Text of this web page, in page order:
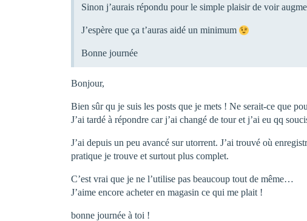
Sinon j’aurais répondu pour le simple plaisir de voir
J’espère que ça t’auras aidé un minimum
Bonne journée
Bonjour,
Bien sûr qu je suis les posts que je mets ! Ne serait-ce que
J’ai tardé à répondre car j’ai changé de tour et j’ai eu qq
J’ai depuis un peu avancé sur utorrent. J’ai trouvé où
pratique je trouve et surtout plus complet.
C’est vrai que je ne l’utilise pas beaucoup tout de même…
J’aime encore acheter en magasin ce qui me plait !
bonne journée à toi !